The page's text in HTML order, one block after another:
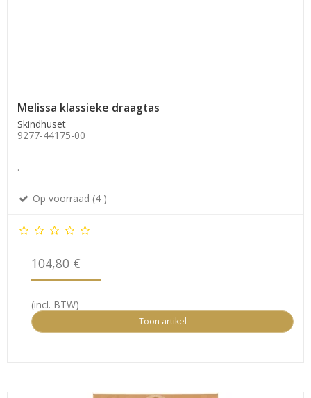
Melissa klassieke draagtas
Skindhuset
9277-44175-00
.
Op voorraad (4 )
104,80 €
(incl. BTW)
Toon artikel